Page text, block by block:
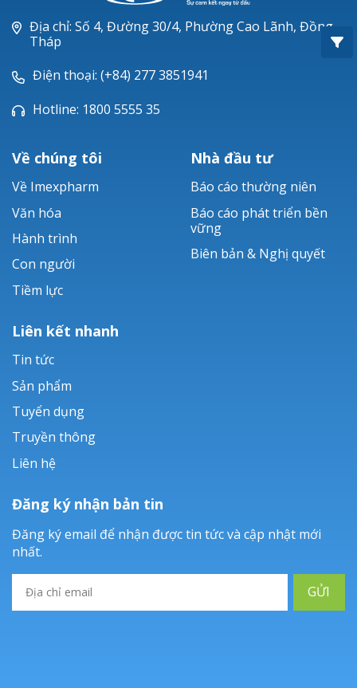
Piperacillin
Ticarlinat®
Zobacta®
Bacsulfo®
Địa chỉ: Số 4, Đường 30/4, Phường Cao Lãnh, Đồng
Tháp
Điện thoại: (+84) 277 3851941
Hotline: 1800 5555 35
Về chúng tôi
Về Imexpharm
Văn hóa
Hành trình
Con người
Tiềm lực
Nhà đầu tư
Báo cáo thường niên
Báo cáo phát triển bền
vững
Biên bản & Nghị quyết
Liên kết nhanh
Tin tức
Sản phẩm
Tuyển dụng
Truyền thông
Liên hệ
Đăng ký nhận bản tin
Đăng ký email để nhận được tin tức và cập nhật mới
nhất.
GỬI